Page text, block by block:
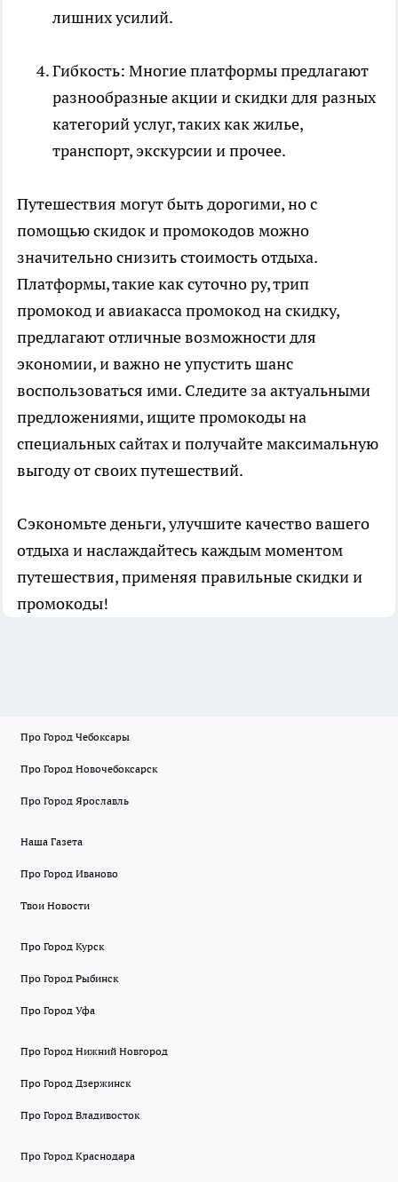
лишних усилий.
Гибкость: Многие платформы предлагают
разнообразные акции и скидки для разных
категорий услуг, таких как жилье,
транспорт, экскурсии и прочее.
Путешествия могут быть дорогими, но с
помощью скидок и промокодов можно
значительно снизить стоимость отдыха.
Платформы, такие как суточно ру, трип
промокод и авиакасса промокод на скидку,
предлагают отличные возможности для
экономии, и важно не упустить шанс
воспользоваться ими. Следите за актуальными
предложениями, ищите промокоды на
специальных сайтах и получайте максимальную
выгоду от своих путешествий.
Сэкономьте деньги, улучшите качество вашего
отдыха и наслаждайтесь каждым моментом
путешествия, применяя правильные скидки и
промокоды!
Про Город Чебоксары
Про Город Новочебоксарск
Про Город Ярославль
Наша Газета
Про Город Иваново
Твои Новости
Про Город Курск
Про Город Рыбинск
Про Город Уфа
Про Город Нижний Новгород
Про Город Дзержинск
Про Город Владивосток
Про Город Краснодара